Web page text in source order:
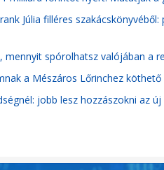
Júlia filléres
spórolhatsz valójában a
a Mészáros Lőrinchez köthető
jobb lesz hozzászokni az